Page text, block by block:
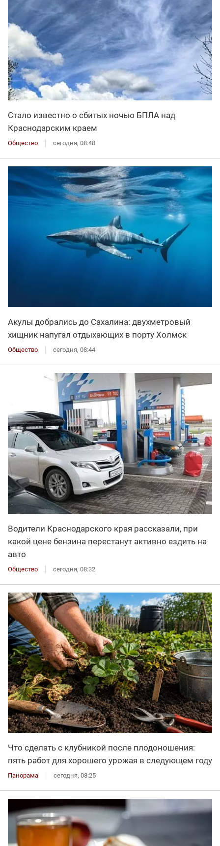
Стало известно о сбитых ночью БПЛА над
Краснодарским краем
Общество сегодня, 08:48
Акулы добрались до Сахалина: двухметровый
хищник напугал отдыхающих в порту Холмск
Общество сегодня, 08:44
Водители Краснодарского края рассказали, при
какой цене бензина перестанут активно ездить на
авто
Общество сегодня, 08:32
Что сделать с клубникой после плодоношения:
пять работ для хорошего урожая в следующем году
Панорама сегодня, 08:25